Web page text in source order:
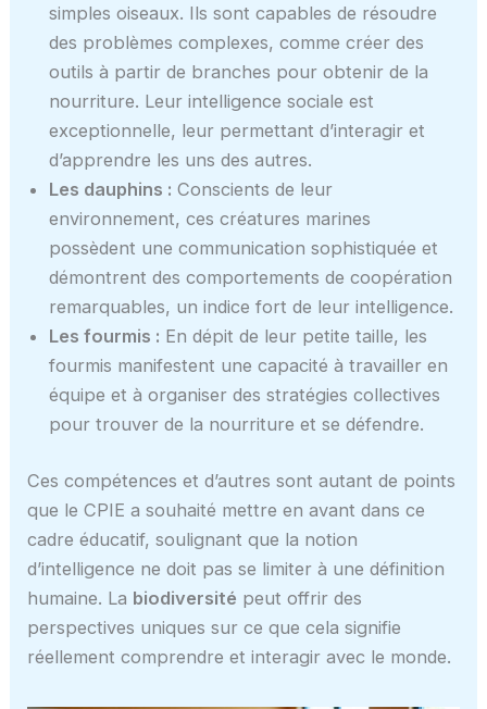
simples oiseaux. Ils sont capables de résoudre
des problèmes complexes, comme créer des
outils à partir de branches pour obtenir de la
nourriture. Leur intelligence sociale est
exceptionnelle, leur permettant d’interagir et
d’apprendre les uns des autres.
Les dauphins : Conscients de leur
environnement, ces créatures marines
possèdent une communication sophistiquée et
démontrent des comportements de coopération
remarquables, un indice fort de leur intelligence.
Les fourmis : En dépit de leur petite taille, les
fourmis manifestent une capacité à travailler en
équipe et à organiser des stratégies collectives
pour trouver de la nourriture et se défendre.
Ces compétences et d’autres sont autant de points
que le CPIE a souhaité mettre en avant dans ce
cadre éducatif, soulignant que la notion
d’intelligence ne doit pas se limiter à une définition
humaine. La biodiversité peut offrir des
perspectives uniques sur ce que cela signifie
réellement comprendre et interagir avec le monde.